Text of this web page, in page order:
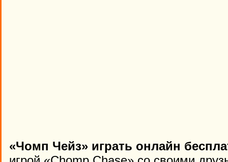
«Чомп Чейз» играть онлайн